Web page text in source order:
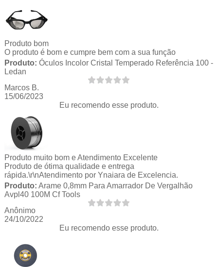
Produto bom
O produto é bom e cumpre bem com a sua função
Produto: Óculos Incolor Cristal Temperado Referência 100 -
Ledan
Marcos B.
15/06/2023
Eu recomendo esse produto.
Produto muito bom e Atendimento Excelente
Produto de ótima qualidade e entrega
rápida.\r\nAtendimento por Ynaiara de Excelencia.
Produto: Arame 0,8mm Para Amarrador De Vergalhão
Avpl40 100M Cf Tools
Anônimo
24/10/2022
Eu recomendo esse produto.